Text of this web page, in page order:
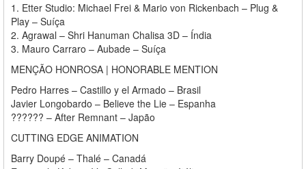
1. Etter Studio: Michael Frei & Mario von Rickenbach – Plug &
Play – Suíça
2. Agrawal – Shri Hanuman Chalisa 3D – Índia
3. Mauro Carraro – Aubade – Suíça
MENÇÃO HONROSA | HONORABLE MENTION
Pedro Harres – Castillo y el Armado – Brasil
Javier Longobardo – Believe the Lie – Espanha
?????? – After Remnant – Japão
CUTTING EDGE ANIMATION
Barry Doupé – Thalé – Canadá